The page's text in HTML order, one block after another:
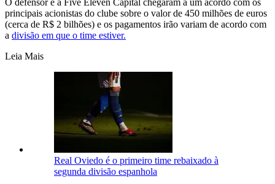
principais acionistas do clube sobre o valor de 450 milhões de euros
(cerca de R$ 2 bilhões) e os pagamentos irão variam de acordo com
a divisão em que o time estiver.
Leia Mais
Real Oviedo é o primeiro time rebaixado à
segunda divisão espanhola